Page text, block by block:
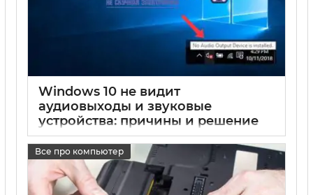
Windows 10 не видит
аудиовыходы и звуковые
устройства: причины и решение
проблем с выводом звука на
компьютере и ноутбуке
17 05 2025 0
Все про компьютер